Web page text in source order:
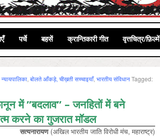
पर्चे बहसें क्रान्तिकारी गीत वृत्तचित्र/फ़िल्में
, बोलते आँकड़े, चीख़ती सच्चाइयाँ, भारतीय संविधानTagged:
में ”बदलाव” – जनहितों में बने
करने का गुजरात मॉडल
सत्यनारायण (अखिल भारतीय जाति विरोधी मंच, महाराष्ट्र)